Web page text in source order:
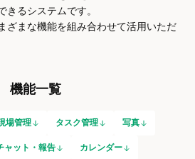
きるシステムです。
ざまな機能を組み合わせて活用いただ
機能一覧
場管理 タスク管理 写真
ャット・報告 カレンダー